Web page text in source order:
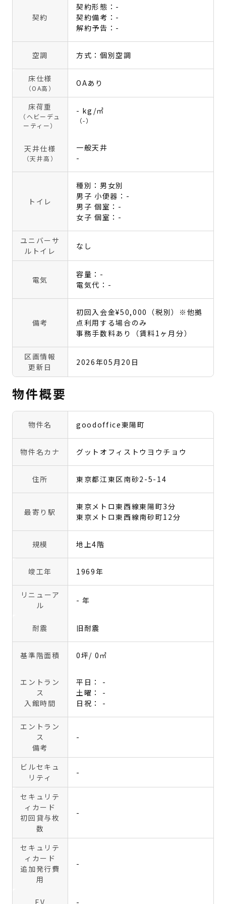
契約
契約形態：-
契約備考：-
解約予告：-
空調 方式：個別空調
床仕様
（OA高）
OAあり
床荷重
（ヘビーデュ
ーティー）
- kg/㎡
（-）
天井仕様
（天井高）
一般天井
-
トイレ
種別：男女別
男子 小便器：-
男子 個室：-
女子 個室：-
ユニバーサ
ルトイレ
なし
電気
容量：-
電気代：-
備考
初回入会金¥50,000（税別）※他拠
点利用する場合のみ
事務手数料あり（賃料1ヶ月分）
区画情報
更新日
2026年05月20日
物件概要
物件名 goodoffice東陽町
物件名カナ グットオフィストウヨウチョウ
住所 東京都江東区南砂2-5-14
最寄り駅
東京メトロ東西線東陽町3分
東京メトロ東西線南砂町12分
規模 地上4階
竣工年 1969年
リニューア
ル
- 年
耐震 旧耐震
基準階面積 0坪/ 0㎡
エントラン
ス
入館時間
平日： -
土曜： -
日祝： -
エントラン
ス
備考
-
ビルセキュ
リティ
-
セキュリテ
ィカード
初回貸与枚
数
-
セキュリテ
ィカード
追加発行費
用
-
EV -